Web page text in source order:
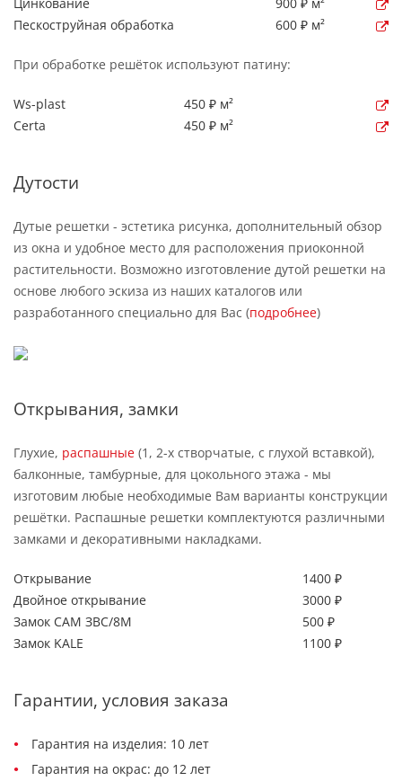
Пескоструйная обработка
600 ₽ м²
При обработке решёток используют патину:
Ws-plast
450 ₽ м²
Certa
450 ₽ м²
Дутости
Дутые решетки - эстетика рисунка, дополнительный обзор
из окна и удобное место для расположения приоконной
растительности. Возможно изготовление дутой решетки на
основе любого эскиза из наших каталогов или
разработанного специально для Вас (подробнее)
Открывания, замки
Глухие, распашные (1, 2-х створчатые, с глухой вставкой),
балконные, тамбурные, для цокольного этажа - мы
изготовим любые необходимые Вам варианты конструкции
решётки. Распашные решетки комплектуются различными
замками и декоративными накладками.
Открывание
1400 ₽
Двойное открывание
3000 ₽
Замок САМ ЗВС/8М
500 ₽
Замок KALE
1100 ₽
Гарантии, условия заказа
Гарантия на изделия: 10 лет
Гарантия на окрас: до 12 лет